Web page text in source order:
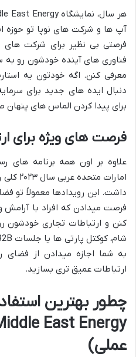
آپ ها و شرکت های نوپا تو حوزه
فرصتی بی نظیر برای شرکت های
فناوری های آینده خودشون رو به
معرفی کنن. اگه خودتون یه
دنبال ایده های جدید برای
برای پیدا کردن الماس های پنهان
فرصت های ویژه برای
علاوه بر اون همه برنامه های
داشت. این رویدادها معمولاً تو
فرصت میدادن که افراد با
کنن و ارتباطات تجاری خودشون
به شما اجازه میدادن از فضای
ارتباطات عمیق تری بسازید.
چطور بهترین
عملی)